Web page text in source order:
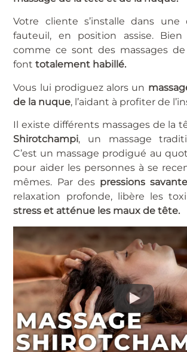
Votre cliente s’installe dans
fauteuil, en position assise. Bien
comme ce sont des massages
font totalement habillé.
Vous lui prodiguez alors un
de la nuque, l’aidant à profiter de
Il existe différents massages de la
Shirotchampi, un massage
C’est un massage prodigué au
pour aider les personnes à se
mêmes. Par des pressions
relaxation profonde, libère les
stress et atténue les maux de tête.